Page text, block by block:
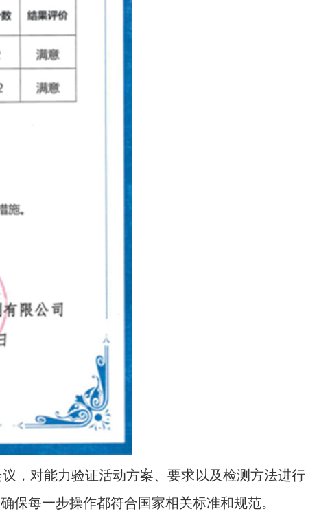
，对能力验证活动方案、要求以及检测方法进行
保每一步操作都符合国家相关标准和规范。